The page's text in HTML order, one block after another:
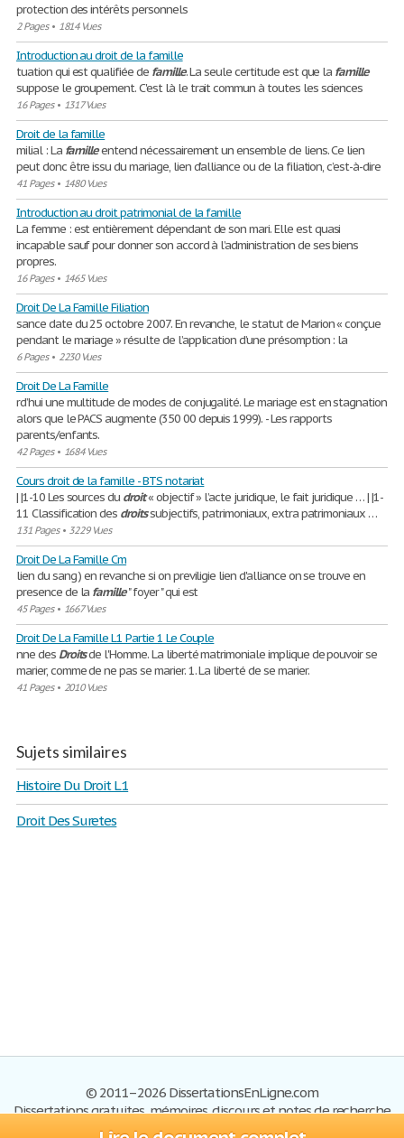
protection des intérêts personnels
2 Pages• 1814 Vues
Introduction au droit de la famille
tuation qui est qualifiée de famille. La seule certitude est que la famille
suppose le groupement. C'est là le trait commun à toutes les sciences
16 Pages• 1317 Vues
Droit de la famille
milial : La familleentend nécessairement un ensemble de liens. Ce lien
peut donc être issu du mariage, lien d’alliance ou de la filiation, c’est-à-dire
41 Pages• 1480 Vues
Introduction au droit patrimonial de la famille
La femme : est entièrement dépendant de son mari. Elle est quasi
incapable sauf pour donner son accord à l’administration de ses biens
propres.
16 Pages• 1465 Vues
Droit De La Famille Filiation
sance date du 25 octobre 2007. En revanche, le statut de Marion « conçue
pendant le mariage » résulte de l’application d’une présomption : la
6 Pages• 2230 Vues
Droit De La Famille
rd’hui une multitude de modes de conjugalité. Le mariage est en stagnation
alors que le PACS augmente (350 00 depuis 1999). - Les rapports
parents/enfants.
42 Pages• 1684 Vues
Cours droit de la famille - BTS notariat
| |1-10 Les sources dudroit« objectif » l’acte juridique, le fait juridique … | |1-
11 Classification des droitssubjectifs, patrimoniaux, extra patrimoniaux …
131 Pages• 3229 Vues
Droit De La Famille Cm
lien du sang ) en revanche si on previligie lien d'alliance on se trouve en
presence de la famille" foyer " qui est
45 Pages• 1667 Vues
Droit De La Famille L1 Partie 1 Le Couple
nne des Droitsde l'Homme. La liberté matrimoniale implique de pouvoir se
marier, comme de ne pas se marier. 1. La liberté de se marier.
41 Pages• 2010 Vues
Sujets similaires
Histoire Du Droit L1
Droit Des Suretes
© 2011–2026 DissertationsEnLigne.com
Dissertations gratuites, mémoires, discours et notes de recherche